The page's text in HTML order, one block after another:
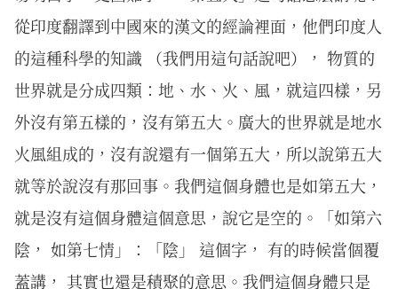
從印度翻譯到中國來的漢文的經論裡面，他們印度人
的這種科學的知識 （我們用這句話說吧）， 物質的
世界就是分成四類：地、水、火、風，就這四樣，另
外沒有第五樣的，沒有第五大。廣大的世界就是地水
火風組成的，沒有說還有一個第五大，所以說第五大
就等於說沒有那回事。我們這個身體也是如第五大，
就是沒有這個身體這個意思，說它是空的。「如第六
陰， 如第七情」：「陰」 這個字， 有的時候當個覆
蓋講， 其實也還是積聚的意思。我們這個身體只是